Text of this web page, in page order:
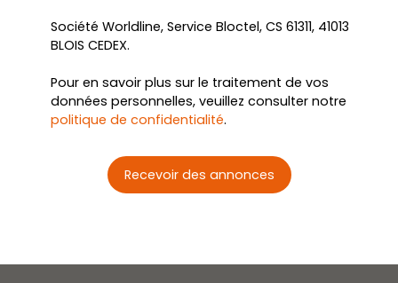
Société Worldline, Service Bloctel, CS 61311, 41013
BLOIS CEDEX.
Pour en savoir plus sur le traitement de vos
données personnelles, veuillez consulter notre
politique de confidentialité.
Recevoir des annonces